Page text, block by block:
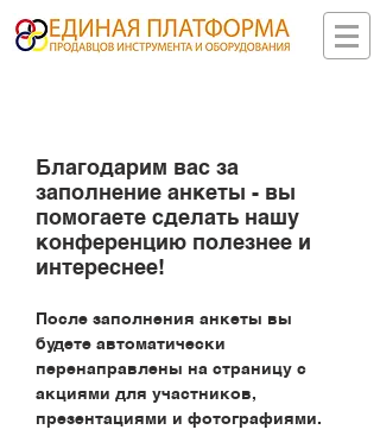
Благодарим вас за
заполнение анкеты - вы
помогаете сделать нашу
конференцию полезнее и
интереснее!
После заполнения анкеты вы
будете автоматически
перенаправлены на страницу с
акциями для участников,
презентациями и фотографиями.